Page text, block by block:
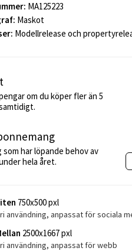
MA125223
Maskot
Modellrelease och
om du köper fler än 5
som har löpande behov av
hela året.
750x500 pxl
användning, anpassat för sociala
2500x1667 pxl
användning, anpassat för webb